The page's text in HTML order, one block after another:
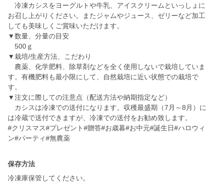
冷凍カシスをヨーグルトや牛乳、アイスクリームといっしょに
お召し上がりください。またジャムやジュース、ゼリーなど加工
しても美味しくご賞味いただけます。
▼数量、分量の目安
500ｇ
▼栽培/生産方法、こだわり
農薬、化学肥料、除草剤などを全く使用しないで栽培していま
す。有機肥料も最小限にして、自然栽培に近い状態での栽培で
す。
▼注文に際しての注意点（配送方法や納期指定など）
カシスは冷凍での送付になります。収穫最盛期（7月～8月）に
は冷蔵で送付できますが、冷凍での送付をお勧め致します。
#クリスマス#プレゼント#贈答#お歳暮#お中元#誕生日#ハロウィ
ン#パーティ#無農薬
保存方法
冷凍庫保管してください。